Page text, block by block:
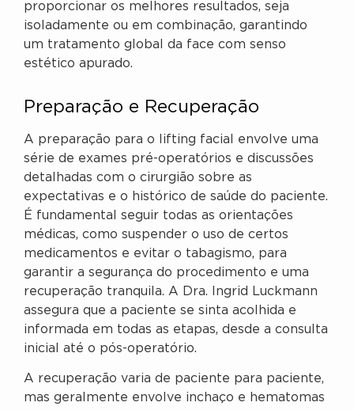
proporcionar os melhores resultados, seja
isoladamente ou em combinação, garantindo
um tratamento global da face com senso
estético apurado.
Preparação e Recuperação
A preparação para o lifting facial envolve uma
série de exames pré-operatórios e discussões
detalhadas com o cirurgião sobre as
expectativas e o histórico de saúde do paciente.
É fundamental seguir todas as orientações
médicas, como suspender o uso de certos
medicamentos e evitar o tabagismo, para
garantir a segurança do procedimento e uma
recuperação tranquila. A Dra. Ingrid Luckmann
assegura que a paciente se sinta acolhida e
informada em todas as etapas, desde a consulta
inicial até o pós-operatório.
A recuperação varia de paciente para paciente,
mas geralmente envolve inchaço e hematomas